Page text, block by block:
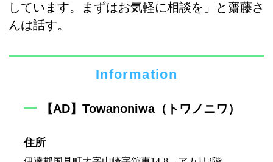
しています。まずはお気軽に相談を」と齋藤さ
んは話す。
Information
【AD】Towanoniwa（トワノニワ）
住所